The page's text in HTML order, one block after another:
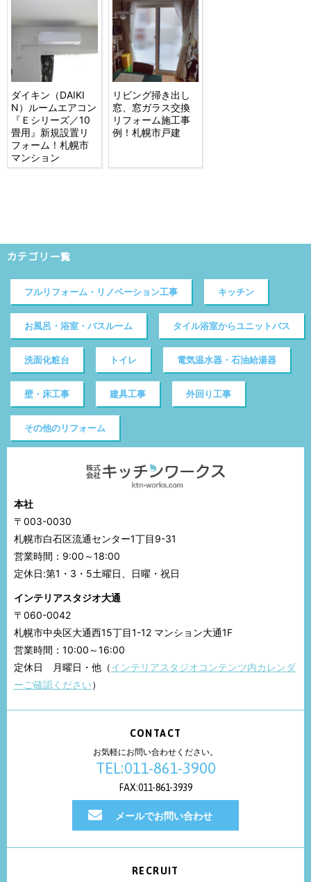
ダイキン（DAIKI
N）ルームエアコン
『Ｅシリーズ／10
畳用』新規設置リ
フォーム！札幌市
マンション
リビング掃き出し
窓、窓ガラス交換
リフォーム施工事
例！札幌市戸建
カテゴリ一覧
フルリフォーム・リノベーション工事 キッチン
お風呂・浴室・バスルーム タイル浴室からユニットバス
洗面化粧台 トイレ 電気温水器・石油給湯器
壁・床工事 建具工事 外回り工事
その他のリフォーム
本社
〒003-0030
札幌市白石区流通センター1丁目9-31
営業時間：9:00～18:00
定休日:第1・3・5土曜日、日曜・祝日
インテリアスタジオ大通
〒060-0042
札幌市中央区大通西15丁目1-12 マンション大通1F
営業時間：10:00～16:00
定休日 月曜日・他（インテリアスタジオコンテンツ内カレンダ
ーご確認ください）
CONTACT
お気軽にお問い合わせください。
TEL:011-861-3900
FAX:011-861-3939
メールでお問い合わせ
RECRUIT